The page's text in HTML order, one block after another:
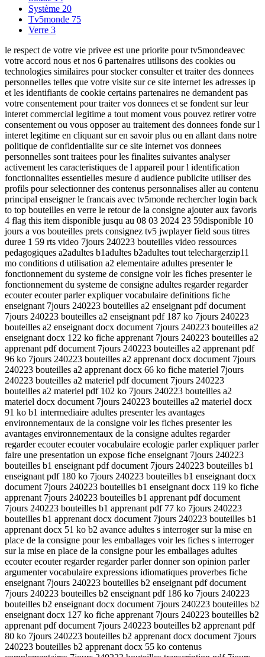
Système 20
Tv5monde 75
Verre 3
le respect de votre vie privee est une priorite pour tv5mondeavec
votre accord nous et nos 6 partenaires utilisons des cookies ou
technologies similaires pour stocker consulter et traiter des donnees
personnelles telles que votre visite sur ce site internet les adresses ip
et les identifiants de cookie certains partenaires ne demandent pas
votre consentement pour traiter vos donnees et se fondent sur leur
interet commercial legitime a tout moment vous pouvez retirer votre
consentement ou vous opposer au traitement des donnees fonde sur l
interet legitime en cliquant sur en savoir plus ou en allant dans notre
politique de confidentialite sur ce site internet vos donnees
personnelles sont traitees pour les finalites suivantes analyser
activement les caracteristiques de l appareil pour l identification
fonctionnalites essentielles mesure d audience publicite utiliser des
profils pour selectionner des contenus personnalises aller au contenu
principal enseigner le francais avec tv5monde rechercher login back
to top bouteilles en verre le retour de la consigne ajouter aux favoris
4 flag this item disponible jusqu au 08 03 2024 23 59disponible 10
jours a vos bouteilles prets consignez tv5 jwplayer field sous titres
duree 1 59 rts video 7jours 240223 bouteilles video ressources
pedagogiques a2adultes b1adultes b2adultes tout telechargerzip11
mo conditions d utilisation a2 elementaire adultes presenter le
fonctionnement du systeme de consigne voir les fiches presenter le
fonctionnement du systeme de consigne adultes regarder regarder
ecouter ecouter parler expliquer vocabulaire definitions fiche
enseignant 7jours 240223 bouteilles a2 enseignant pdf document
7jours 240223 bouteilles a2 enseignant pdf 187 ko 7jours 240223
bouteilles a2 enseignant docx document 7jours 240223 bouteilles a2
enseignant docx 122 ko fiche apprenant 7jours 240223 bouteilles a2
apprenant pdf document 7jours 240223 bouteilles a2 apprenant pdf
96 ko 7jours 240223 bouteilles a2 apprenant docx document 7jours
240223 bouteilles a2 apprenant docx 66 ko fiche materiel 7jours
240223 bouteilles a2 materiel pdf document 7jours 240223
bouteilles a2 materiel pdf 102 ko 7jours 240223 bouteilles a2
materiel docx document 7jours 240223 bouteilles a2 materiel docx
91 ko b1 intermediaire adultes presenter les avantages
environnementaux de la consigne voir les fiches presenter les
avantages environnementaux de la consigne adultes regarder
regarder ecouter ecouter vocabulaire ecologie parler expliquer parler
faire une presentation un expose fiche enseignant 7jours 240223
bouteilles b1 enseignant pdf document 7jours 240223 bouteilles b1
enseignant pdf 180 ko 7jours 240223 bouteilles b1 enseignant docx
document 7jours 240223 bouteilles b1 enseignant docx 119 ko fiche
apprenant 7jours 240223 bouteilles b1 apprenant pdf document
7jours 240223 bouteilles b1 apprenant pdf 77 ko 7jours 240223
bouteilles b1 apprenant docx document 7jours 240223 bouteilles b1
apprenant docx 51 ko b2 avance adultes s interroger sur la mise en
place de la consigne pour les emballages voir les fiches s interroger
sur la mise en place de la consigne pour les emballages adultes
ecouter ecouter regarder regarder parler donner son opinion parler
argumenter vocabulaire expressions idiomatiques proverbes fiche
enseignant 7jours 240223 bouteilles b2 enseignant pdf document
7jours 240223 bouteilles b2 enseignant pdf 186 ko 7jours 240223
bouteilles b2 enseignant docx document 7jours 240223 bouteilles b2
enseignant docx 127 ko fiche apprenant 7jours 240223 bouteilles b2
apprenant pdf document 7jours 240223 bouteilles b2 apprenant pdf
80 ko 7jours 240223 bouteilles b2 apprenant docx document 7jours
240223 bouteilles b2 apprenant docx 55 ko contenus